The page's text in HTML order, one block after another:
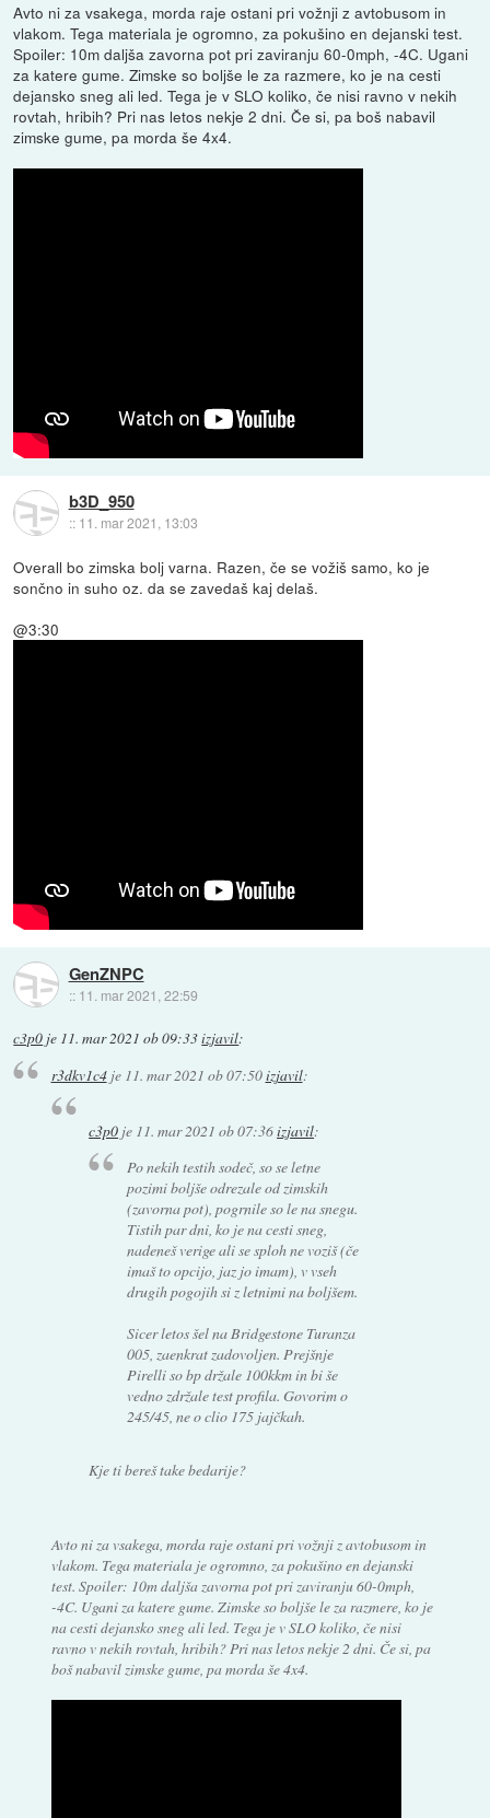
Avto ni za vsakega, morda raje ostani pri vožnji z avtobusom in
vlakom. Tega materiala je ogromno, za pokušino en dejanski test.
Spoiler: 10m daljša zavorna pot pri zaviranju 60-0mph, -4C. Ugani
za katere gume. Zimske so boljše le za razmere, ko je na cesti
dejansko sneg ali led. Tega je v SLO koliko, če nisi ravno v nekih
rovtah, hribih? Pri nas letos nekje 2 dni. Če si, pa boš nabavil
zimske gume, pa morda še 4x4.
b3D_950
:: 11. mar 2021, 13:03
Overall bo zimska bolj varna. Razen, če se vožiš samo, ko je
sončno in suho oz. da se zavedaš kaj delaš.
@3:30
GenZNPC
:: 11. mar 2021, 22:59
c3p0 je 11. mar 2021 ob 09:33izjavil:
r3dkv1c4je 11. mar 2021 ob 07:50izjavil:
c3p0 je 11. mar 2021 ob 07:36izjavil:
Po nekih testih sodeč, so se letne
pozimi boljše odrezale od zimskih
(zavorna pot), pogrnile so le na snegu.
Tistih par dni, ko je na cesti sneg,
nadeneš verige ali se sploh ne voziš (če
imaš to opcijo, jaz jo imam), v vseh
drugih pogojih si z letnimi na boljšem.
Sicer letos šel na Bridgestone Turanza
005, zaenkrat zadovoljen. Prejšnje
Pirelli so bp držale 100kkm in bi še
vedno zdržale test profila. Govorim o
245/45, ne o clio 175 jajčkah.
Kje ti bereš take bedarije?
Avto ni za vsakega, morda raje ostani pri vožnji z avtobusom in
vlakom. Tega materiala je ogromno, za pokušino en dejanski
test. Spoiler: 10m daljša zavorna pot pri zaviranju 60-0mph,
-4C. Ugani za katere gume. Zimske so boljše le za razmere, ko je
na cesti dejansko sneg ali led. Tega je v SLO koliko, če nisi
ravno v nekih rovtah, hribih? Pri nas letos nekje 2 dni. Če si, pa
boš nabavil zimske gume, pa morda še 4x4.